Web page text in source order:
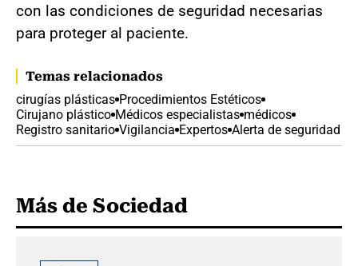
con las condiciones de seguridad necesarias
para proteger al paciente.
Temas relacionados
cirugías plásticas Procedimientos Estéticos
Cirujano plástico Médicos especialistas médicos
Registro sanitario Vigilancia Expertos Alerta de seguridad
Más de Sociedad